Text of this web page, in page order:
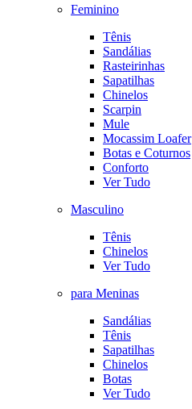
Feminino
Tênis
Sandálias
Rasteirinhas
Sapatilhas
Chinelos
Scarpin
Mule
Mocassim Loafer
Botas e Coturnos
Conforto
Ver Tudo
Masculino
Tênis
Chinelos
Ver Tudo
para Meninas
Sandálias
Tênis
Sapatilhas
Chinelos
Botas
Ver Tudo